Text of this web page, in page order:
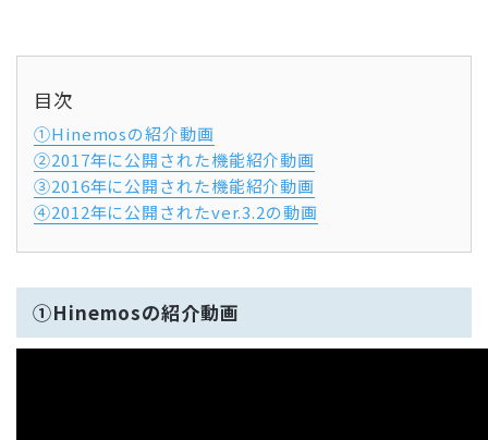
目次
①Hinemosの紹介動画
②2017年に公開された機能紹介動画
③2016年に公開された機能紹介動画
④2012年に公開されたver.3.2の動画
①Hinemosの紹介動画